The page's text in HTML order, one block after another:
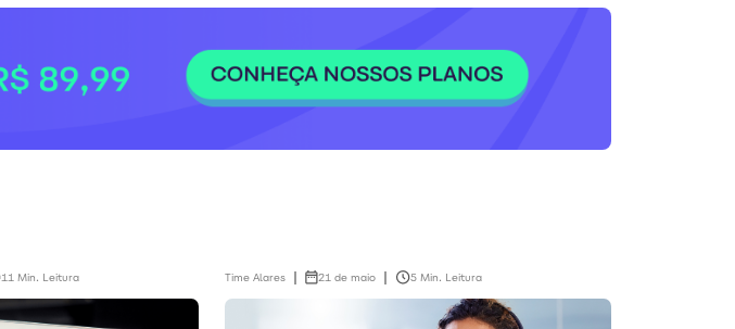
11 Min. Leitura Time Alares 21 de maio 5 Min. Leitura